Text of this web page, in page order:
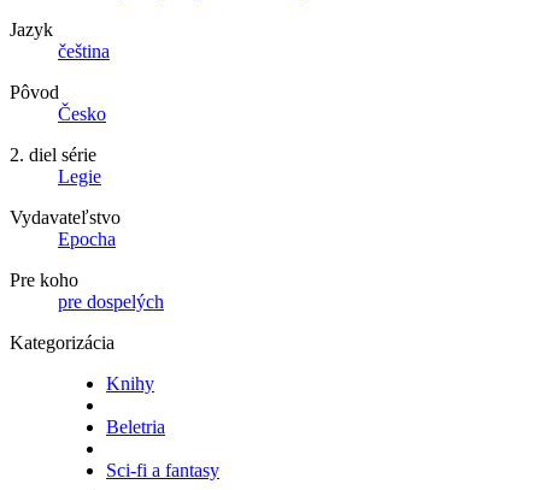
Jazyk
čeština
Pôvod
Česko
2. diel série
Legie
Vydavateľstvo
Epocha
Pre koho
pre dospelých
Kategorizácia
Knihy
Beletria
Sci-fi a fantasy